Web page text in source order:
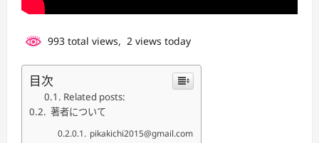
993 total views, 2 views today
目次
Related posts:
著者について
pikakichi2015@gmail.com